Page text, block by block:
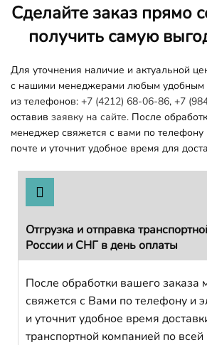
Сделайте заказ прямо
получить самую
Для уточнения наличие и актуальной
с нашими менеджерами любым удобным
из телефонов: +7 (4212) 68-06-86, +7
оставив заявку на сайте. После
менеджер свяжется с вами по телефону
почте и уточнит удобное время для
Отгрузка и отправка
России и СНГ в день оплаты
После обработки вашего заказа
свяжется с Вами по телефону и
и уточнит удобное время
транспортной компанией по